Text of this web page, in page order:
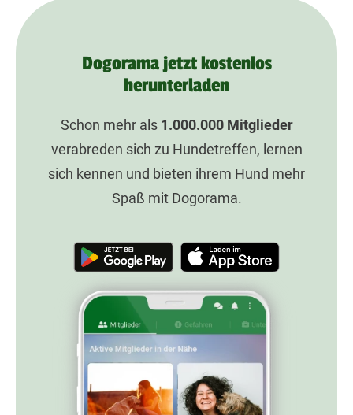
Dogorama jetzt kostenlos
herunterladen
Schon mehr als 1.000.000Mitglieder
verabreden sich zu Hundetreffen, lernen
sich kennen und bieten ihrem Hund mehr
Spaß mit Dogorama.